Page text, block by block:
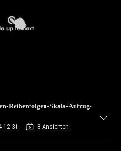
Reihenfolgen-Skala-Aufzug-
12-31 8 Ansichten